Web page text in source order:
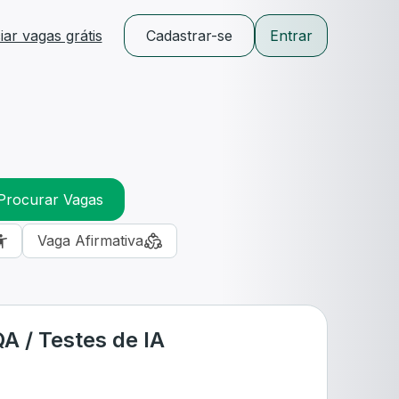
vagas grátis Cadastrar-se Entrar
Vagas
Vaga Afirmativa
/ Testes de IA